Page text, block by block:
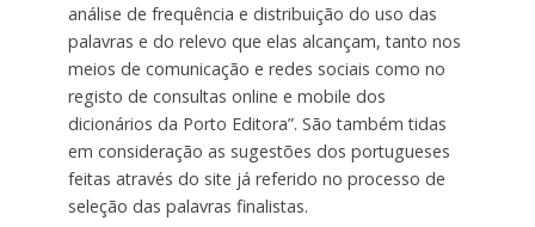
análise de frequência e distribuição do uso das
palavras e do relevo que elas alcançam, tanto nos
meios de comunicação e redes sociais como no
registo de consultas online e mobile dos
dicionários da Porto Editora”. São também tidas
em consideração as sugestões dos portugueses
feitas através do site já referido no processo de
seleção das palavras finalistas.